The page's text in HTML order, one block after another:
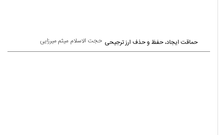
حجت الاسلام میثم میرزایی حماقت ایجاد، حفظ و حذف ارز ترجیحی